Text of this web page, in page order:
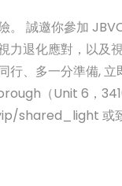
。 誠邀你參加
力退化應對，以及
、多一分準備,
（Unit 6，
shared_light 或